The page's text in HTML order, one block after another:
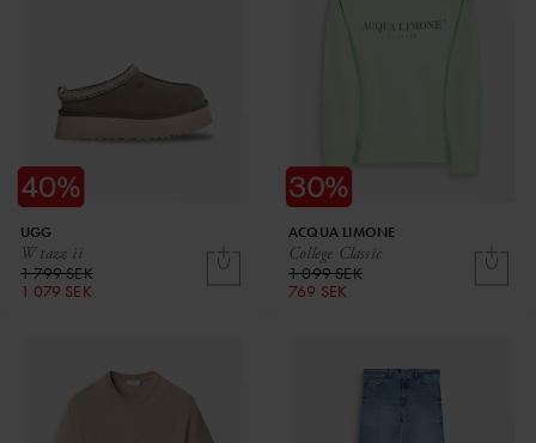
W tazz ii
UGG
1 799 SEK
1 079 SEK
College Classic
ACQUA LIMONE
1 099 SEK
769 SEK